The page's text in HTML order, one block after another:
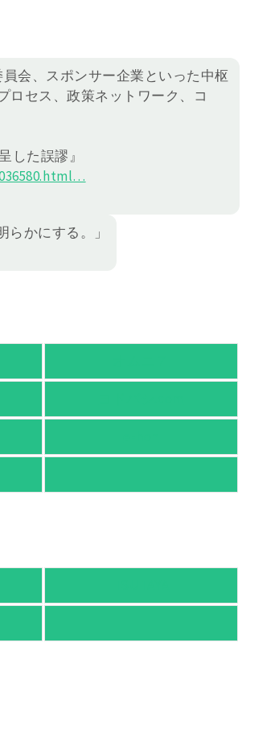
会、スポンサー企業といった中枢
ロセス、政策ネットワーク、コ
した誤謬』
580.html…
かにする。」